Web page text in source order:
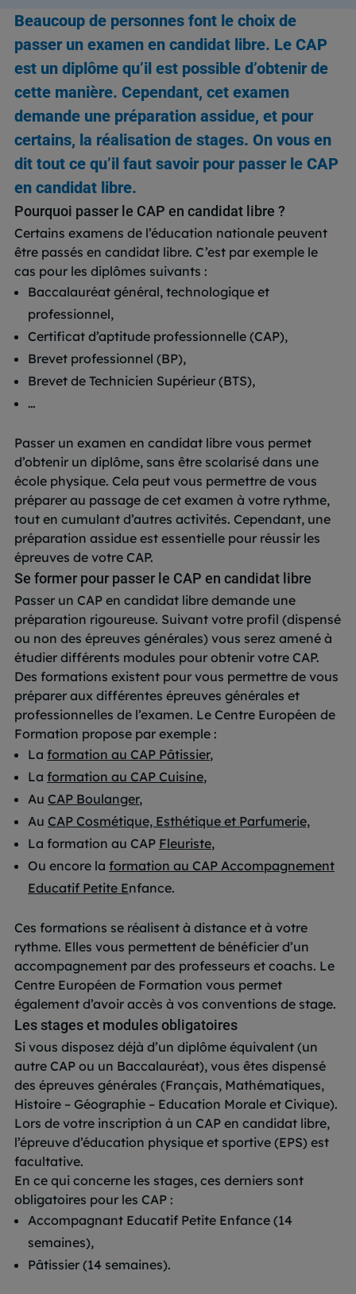
Beaucoup de personnes font le choix de
passer un examen en candidat libre. Le CAP
est un diplôme qu’il est possible d’obtenir de
cette manière. Cependant, cet examen
demande une préparation assidue, et pour
certains, la réalisation de stages. On vous en
dit tout ce qu’il faut savoir pour passer le CAP
en candidat libre.
Pourquoi passer le CAP en candidat libre ?
Certains examens de l’éducation nationale peuvent
être passés en candidat libre. C’est par exemple le
cas pour les diplômes suivants :
Baccalauréat général, technologique et
professionnel,
Certificat d’aptitude professionnelle (CAP),
Brevet professionnel (BP),
Brevet de Technicien Supérieur (BTS),
…
Passer un examen en candidat libre vous permet
d’obtenir un diplôme, sans être scolarisé dans une
école physique. Cela peut vous permettre de vous
préparer au passage de cet examen à votre rythme,
tout en cumulant d’autres activités. Cependant, une
préparation assidue est essentielle pour réussir les
épreuves de votre CAP.
Se former pour passer le CAP en candidat libre
Passer un CAP en candidat libre demande une
préparation rigoureuse. Suivant votre profil (dispensé
ou non des épreuves générales) vous serez amené à
étudier différents modules pour obtenir votre CAP.
Des formations existent pour vous permettre de vous
préparer aux différentes épreuves générales et
professionnelles de l’examen. Le Centre Européen de
Formation propose par exemple :
La formation au CAP Pâtissier,
La formation au CAP Cuisine,
Au CAP Boulanger,
Au CAP Cosmétique, Esthétique et Parfumerie,
La formation au CAP Fleuriste,
Ou encore la formation au CAP Accompagnement
Educatif Petite Enfance.
Ces formations se réalisent à distance et à votre
rythme. Elles vous permettent de bénéficier d’un
accompagnement par des professeurs et coachs. Le
Centre Européen de Formation vous permet
également d’avoir accès à vos conventions de stage.
Les stages et modules obligatoires
Si vous disposez déjà d’un diplôme équivalent (un
autre CAP ou un Baccalauréat), vous êtes dispensé
des épreuves générales (Français, Mathématiques,
Histoire – Géographie – Education Morale et Civique).
Lors de votre inscription à un CAP en candidat libre,
l’épreuve d’éducation physique et sportive (EPS) est
facultative.
En ce qui concerne les stages, ces derniers sont
obligatoires pour les CAP :
Accompagnant Educatif Petite Enfance (14
semaines),
Pâtissier (14 semaines).